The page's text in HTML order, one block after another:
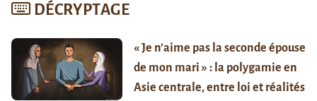
DÉCRYPTAGE
« Je n’aime pas la seconde épouse
de mon mari » : la polygamie en
Asie centrale, entre loi et réalités